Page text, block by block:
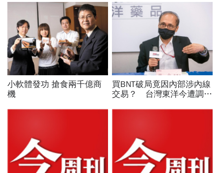
小軟體發功 搶食兩千億商
機
買BNT破局竟因內部涉內線
交易？ 台灣東洋今遭調查